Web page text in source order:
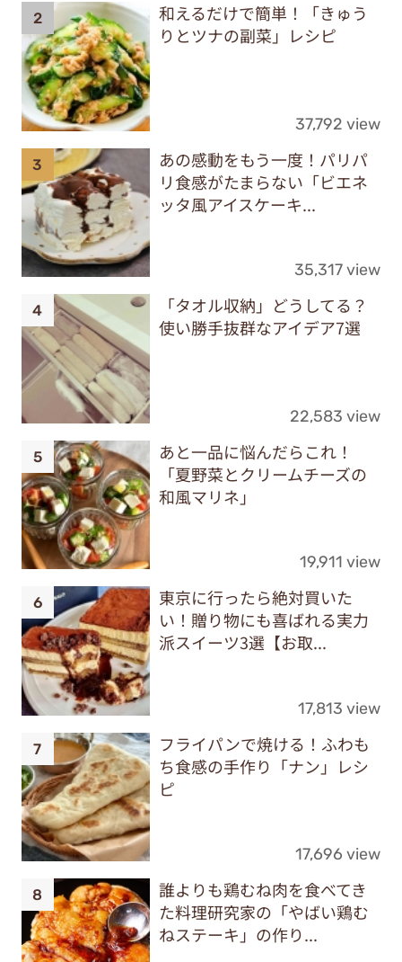
和えるだけで簡単！「きゅう
りとツナの副菜」レシピ
37,792 view
あの感動をもう一度！パリパ
リ食感がたまらない「ビエネ
ッタ風アイスケーキ...
35,317 view
「タオル収納」どうしてる？
使い勝手抜群なアイデア7選
22,583 view
あと一品に悩んだらこれ！
「夏野菜とクリームチーズの
和風マリネ」
19,911 view
東京に行ったら絶対買いた
い！贈り物にも喜ばれる実力
派スイーツ3選【お取...
17,813 view
フライパンで焼ける！ふわも
ち食感の手作り「ナン」レシ
ピ
17,696 view
誰よりも鶏むね肉を食べてき
た料理研究家の「やばい鶏む
ねステーキ」の作り...